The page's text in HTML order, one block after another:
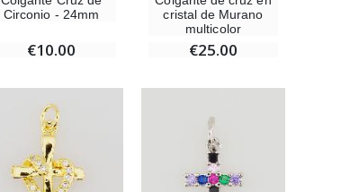
Circonio - 24mm
€10.00
cristal de Murano
multicolor
€25.00